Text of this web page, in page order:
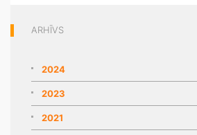
ARHĪVS
2024
2023
2021